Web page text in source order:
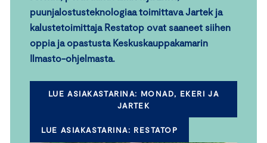
puunjalostusteknologiaa toimittava Jartek ja
kalustetoimittaja Restatop ovat saaneet siihen
oppia ja opastusta Keskuskauppakamarin
Ilmasto-ohjelmasta.
LUE ASIAKASTARINA: MONAD, EKERI JA
JARTEK
LUE ASIAKASTARINA: RESTATOP